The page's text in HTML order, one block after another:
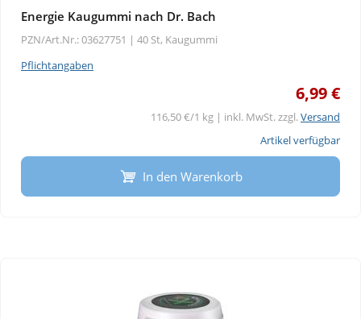
Energie Kaugummi nach Dr. Bach
PZN/Art.Nr.: 03627751 | 40 St, Kaugummi
Pflichtangaben
6,99 €
116,50 €/1 kg | inkl. MwSt. zzgl.Versand
Artikel verfügbar
In den Warenkorb